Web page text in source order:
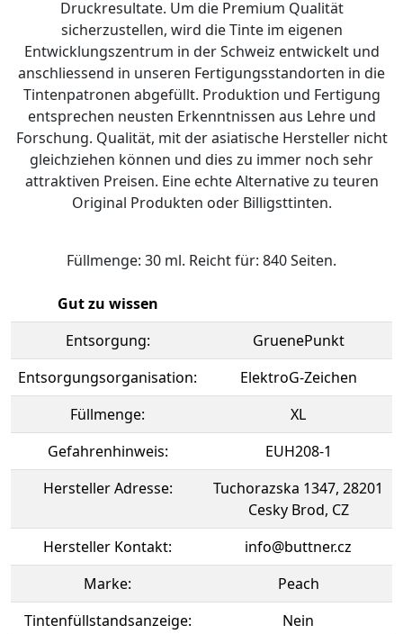
Druckresultate. Um die Premium Qualität
sicherzustellen, wird die Tinte im eigenen
Entwicklungszentrum in der Schweiz entwickelt und
anschliessend in unseren Fertigungsstandorten in die
Tintenpatronen abgefüllt. Produktion und Fertigung
entsprechen neusten Erkenntnissen aus Lehre und
Forschung. Qualität, mit der asiatische Hersteller nicht
gleichziehen können und dies zu immer noch sehr
attraktiven Preisen. Eine echte Alternative zu teuren
Original Produkten oder Billigsttinten.
Füllmenge: 30 ml. Reicht für: 840 Seiten.
Gut zu wissen
Entsorgung:
GruenePunkt
Entsorgungsorganisation:
ElektroG-Zeichen
Füllmenge:
XL
Gefahrenhinweis:
EUH208-1
Hersteller Adresse:
Tuchorazska 1347, 28201
Cesky Brod, CZ
Hersteller Kontakt:
info@buttner.cz
Marke:
Peach
Tintenfüllstandsanzeige:
Nein